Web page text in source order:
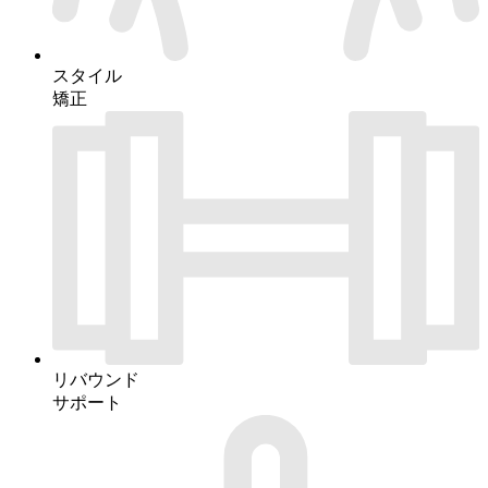
スタイル
矯正
リバウンド
サポート